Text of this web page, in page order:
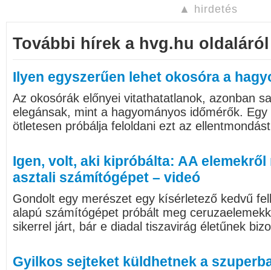
▲ hirdetés
További hírek a hvg.hu oldaláról
Ilyen egyszerűen lehet okosóra a
Az okosórák előnyei vitathatatlanok, azonban
elegánsak, mint a hagyományos időmérők.
ötletesen próbálja feloldani ezt az
Igen, volt, aki kipróbálta: AA
asztali számítógépet – videó
Gondolt egy merészet egy kísérletező kedvű
alapú számítógépet próbált meg
sikerrel járt, bár e diadal tiszavirág életűnek
Gyilkos sejteket küldhetnek a